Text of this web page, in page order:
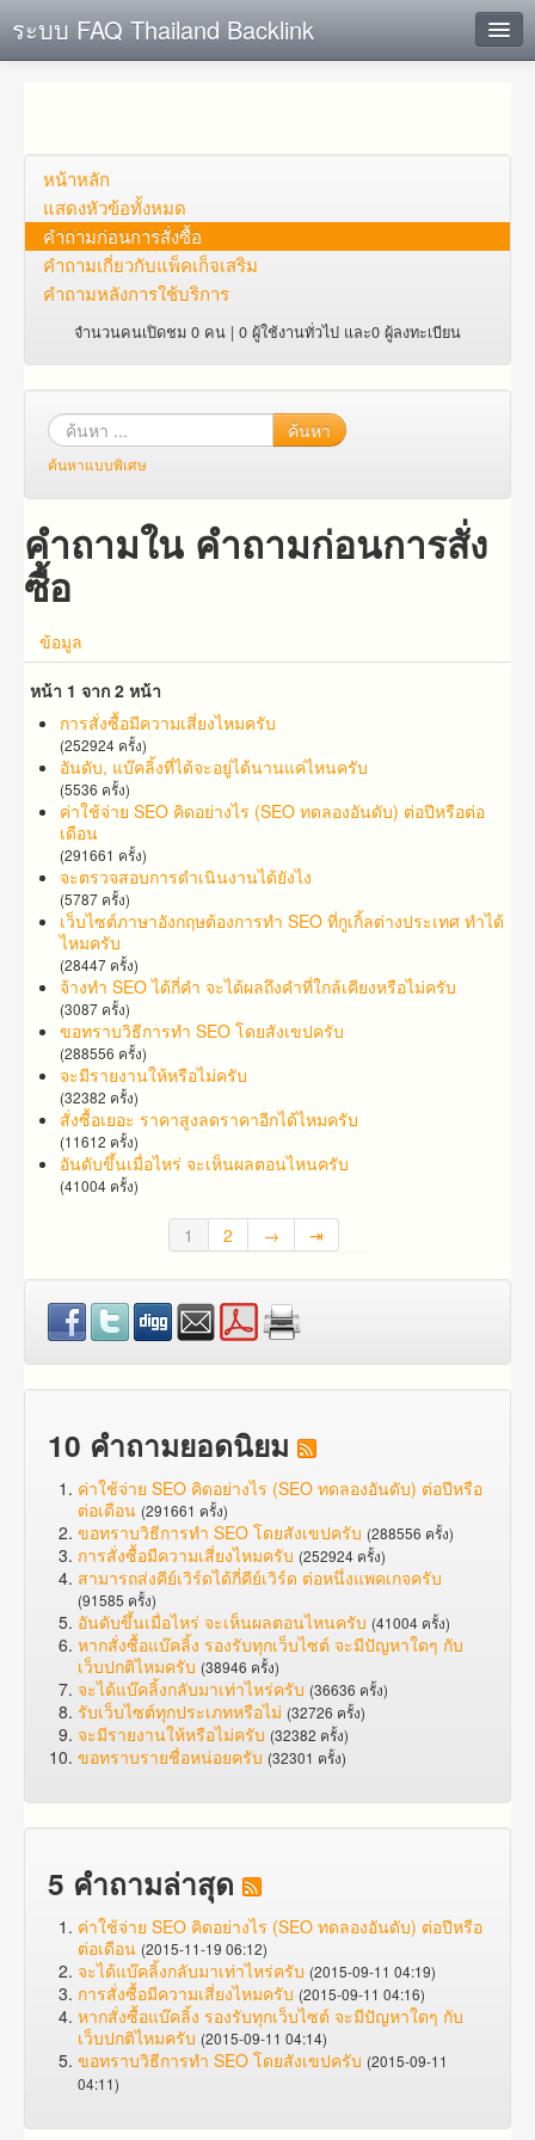
ระบบ FAQ Thailand Backlink
ตั้งคำถาม
ดูคำถาม
คุณต้องการที่จะลงทะเบียนหรือไม่?
หน้าหลัก
แสดงหัวข้อทั้งหมด
คำถาม​ก่อน​การ​สั่งซื้อ​
คำถาม​เกี่ยว​กับ​แพ็คเก็จ​เสริม
คำถามหลังการใช้บริการ
จำนวนคนเปิดชม 0 คน | 0 ผู้ใช้งานทั่วไป และ0 ผู้ลงทะเบียน
ค้นหา
ค้นหาแบบพิเศษ
คำถามใน คำถาม​ก่อน​การ​สั่ง
ซื้อ​
ข้อมูล
หน้า 1 จาก 2 หน้า
การสั่งซื้อมีความเสี่ยงไหมครับ
(252924 ครั้ง)
อันดับ, แบ๊คลิ้งที่ได้จะอยู่ได้นานแค่ไหนครับ
(5536 ครั้ง)
ค่าใช้จ่าย SEO คิดอย่างไร (SEO ทดลองอันดับ) ต่อปีหรือต่อ
เดือน
(291661 ครั้ง)
จะตรวจสอบการดำเนินงานได้ยังไง
(5787 ครั้ง)
เว็บไซต์ภาษาอังกฤษต้องการทำ SEO ที่กูเกิ้ลต่างประเทศ ทำได้
ไหมครับ
(28447 ครั้ง)
จ้าง​ทำ​ SEO​ ได้กี่คำ จะ​ได้​ผล​ถึง​คำ​ที่​​ใกล้เคียง​หรือ​ไม่​ครับ
(3087 ครั้ง)
ขอทราบวิธีการทำ SEO โดยสังเขปครับ
(288556 ครั้ง)
จะมีรายงานให้หรือไม่ครับ
(32382 ครั้ง)
สั่งซื้อเยอะ ราคาสูง​ลดราคาอีกได้ไหมครับ
(11612 ครั้ง)
อันดับขึ้นเมื่อไหร่ จะเห็นผลตอนไหนครับ
(41004 ครั้ง)
1 2 → ⇥
10 คำถามยอดนิยม
ค่าใช้จ่าย SEO คิดอย่างไร (SEO ทดลองอันดับ) ต่อปีหรือ
ต่อเดือน (291661 ครั้ง)
ขอทราบวิธีการทำ SEO โดยสังเขปครับ (288556 ครั้ง)
การสั่งซื้อมีความเสี่ยงไหมครับ (252924 ครั้ง)
สามารถส่งคีย์เวิร์ดได้กี่คีย์เวิร์ด ต่อหนึ่งแพคเกจครับ
(91585 ครั้ง)
อันดับขึ้นเมื่อไหร่ จะเห็นผลตอนไหนครับ (41004 ครั้ง)
หากสั่งซื้อแบ๊คลิ้ง รองรับทุกเว็บไซต์ จะมีปัญหาใดๆ กับ
เว็บปกติไหมครับ (38946 ครั้ง)
จะได้แบ๊คลิ้งกลับมาเท่าไหร่ครับ (36636 ครั้ง)
รับเว็บไซต์ทุกประเภทหรือไม่ (32726 ครั้ง)
จะมีรายงานให้หรือไม่ครับ (32382 ครั้ง)
ขอทราบรายชื่อหน่อยครับ (32301 ครั้ง)
5 คำถามล่าสุด
ค่าใช้จ่าย SEO คิดอย่างไร (SEO ทดลองอันดับ) ต่อปีหรือ
ต่อเดือน (2015-11-19 06:12)
จะได้แบ๊คลิ้งกลับมาเท่าไหร่ครับ (2015-09-11 04:19)
การสั่งซื้อมีความเสี่ยงไหมครับ (2015-09-11 04:16)
หากสั่งซื้อแบ๊คลิ้ง รองรับทุกเว็บไซต์ จะมีปัญหาใดๆ กับ
เว็บปกติไหมครับ (2015-09-11 04:14)
ขอทราบวิธีการทำ SEO โดยสังเขปครับ (2015-09-11
04:11)